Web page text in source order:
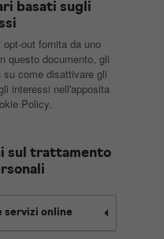
basati sugli
out fornita da uno
questo documento, gli
su come disattivare gli
interessi nell'apposita
Policy.
sul trattamento
servizi online